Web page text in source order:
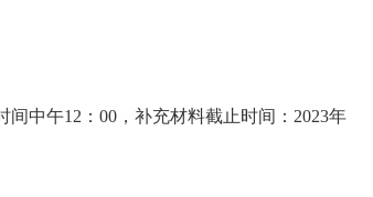
中午12：00，补充材料截止时间：2023年